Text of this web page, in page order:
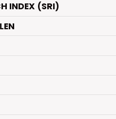
INDEX (SRI)